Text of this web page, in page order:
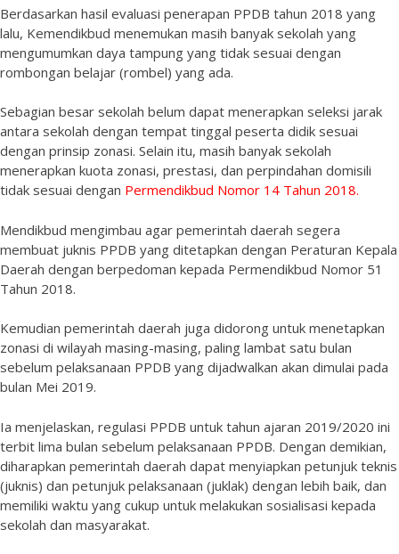
Berdasarkan hasil evaluasi penerapan PPDB tahun 2018 yang
lalu, Kemendikbud menemukan masih banyak sekolah yang
mengumumkan daya tampung yang tidak sesuai dengan
rombongan belajar (rombel) yang ada.
Sebagian besar sekolah belum dapat menerapkan seleksi jarak
antara sekolah dengan tempat tinggal peserta didik sesuai
dengan prinsip zonasi. Selain itu, masih banyak sekolah
menerapkan kuota zonasi, prestasi, dan perpindahan domisili
tidak sesuai dengan Permendikbud Nomor 14 Tahun 2018.
Mendikbud mengimbau agar pemerintah daerah segera
membuat juknis PPDB yang ditetapkan dengan Peraturan Kepala
Daerah dengan berpedoman kepada Permendikbud Nomor 51
Tahun 2018.
Kemudian pemerintah daerah juga didorong untuk menetapkan
zonasi di wilayah masing-masing, paling lambat satu bulan
sebelum pelaksanaan PPDB yang dijadwalkan akan dimulai pada
bulan Mei 2019.
Ia menjelaskan, regulasi PPDB untuk tahun ajaran 2019/2020 ini
terbit lima bulan sebelum pelaksanaan PPDB. Dengan demikian,
diharapkan pemerintah daerah dapat menyiapkan petunjuk teknis
(juknis) dan petunjuk pelaksanaan (juklak) dengan lebih baik, dan
memiliki waktu yang cukup untuk melakukan sosialisasi kepada
sekolah dan masyarakat.